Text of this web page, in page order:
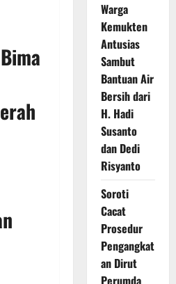
Warga
Kemukten
Antusias
Sambut
Bantuan Air
Bersih dari
H. Hadi
Susanto
dan Dedi
Risyanto
Soroti
Cacat
Prosedur
Pengangkat
an Dirut
Perumda